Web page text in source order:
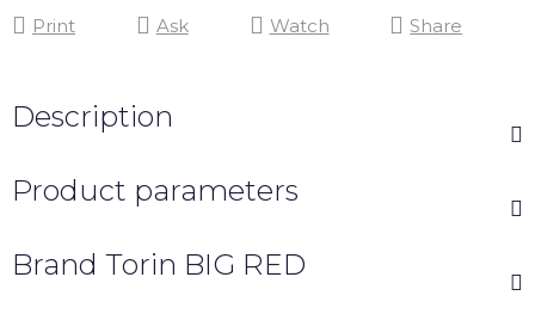
Print Ask Watch Share
Description
Product parameters
Brand Torin BIG RED